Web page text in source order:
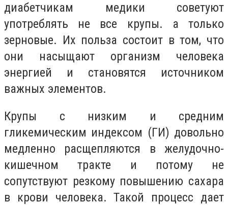
диабетчикам медики советуют
употреблять не все крупы. а только
зерновые. Их польза состоит в том, что
они насыщают организм человека
энергией и становятся источником
важных элементов.
Крупы с низким и средним
гликемическим индексом (ГИ) довольно
медленно расщепляются в желудочно-
кишечном тракте и потому не
сопутствуют резкому повышению сахара
в крови человека. Такой процесс дает